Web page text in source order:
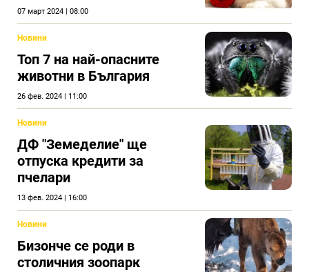
07 март 2024 | 08:00
Новини
Топ 7 на най-опасните
животни в България
26 фев. 2024 | 11:00
Новини
ДФ "Земеделие" ще
отпуска кредити за
пчелари
13 фев. 2024 | 16:00
Новини
Бизонче се роди в
столичния зоопарк